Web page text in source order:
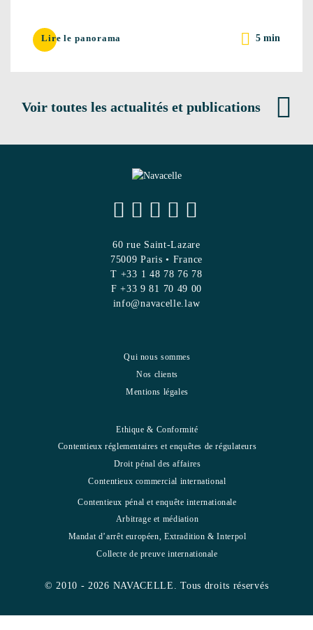
Lire le panorama 5 min
Voir toutes les actualités et publications
60 rue Saint-Lazare
75009 Paris • France
T +33 1 48 78 76 78
F +33 9 81 70 49 00
info@navacelle.law
Qui nous sommes
Nos clients
Mentions légales
Ethique & Conformité
Contentieux réglementaires et enquêtes de régulateurs
Droit pénal des affaires
Contentieux commercial international
Contentieux pénal et enquête internationale
Arbitrage et médiation
Mandat d’arrêt européen, Extradition & Interpol
Collecte de preuve internationale
© 2010 - 2026 NAVACELLE. Tous droits réservés